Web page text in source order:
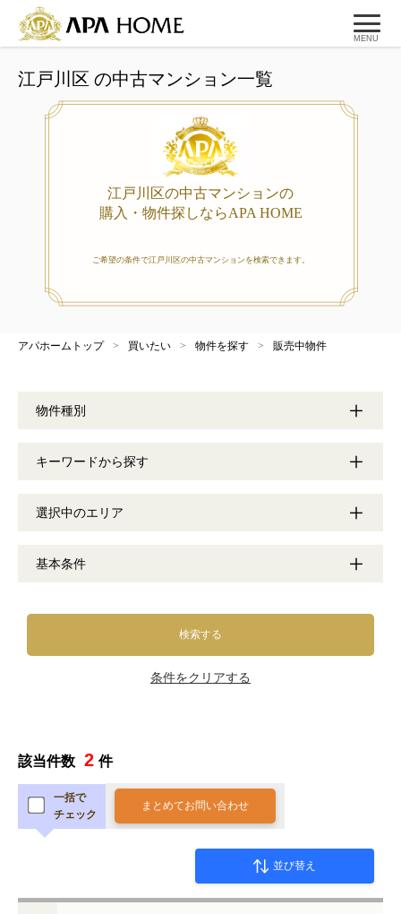
MENU
江戸川区 の中古マンション一覧
江戸川区の中古マンションの
購入・物件探しならAPA HOME
ご希望の条件で江戸川区の中古マンションを検索できます。
アパホームトップ > 買いたい > 物件を探す > 販売中物件
物件種別
キーワードから探す
選択中のエリア
基本条件
検索する
条件をクリアする
該当件数 2 件
一括で
チェック
まとめてお問い合わせ
並び替え